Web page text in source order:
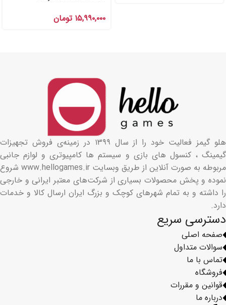
PS۵ بنفش
۱۵,۹۹۰,۰۰۰ تومان
فروشگاه
قوانین و مقررات
درباره ما
دسترسی سریع
صفحه اصلی
سوالات متداول
تماس با ما
هلو گیمز فعالیت خود را از سال ۱۳۹۹ در زمینه‌ی فروش تجهیزات
گیمینگ ، کنسول های بازی و سیستم ها کامپیوتری و لوازم جانبی
مربوطه به صورت آنلاین از طریق وبسایت www.hellogames.ir شروع
نموده و پخش محصولات بسیاری از شرکت‌های معتبر ایرانی و خارجی
را داشته و به تمام شهرهای کوچک و بزرگ ایران ارسال کالا و خدمات
دارد.